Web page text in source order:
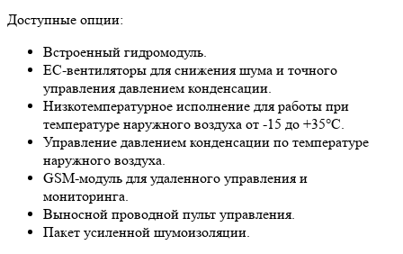
Доступные опции:
Встроенный гидромодуль.
ЕС-вентиляторы для снижения шума и точного
управления давлением конденсации.
Низкотемпературное исполнение для работы при
температуре наружного воздуха от -15 до +35°C.
Управление давлением конденсации по температуре
наружного воздуха.
GSM-модуль для удаленного управления и
мониторинга.
Выносной проводной пульт управления.
Пакет усиленной шумоизоляции.